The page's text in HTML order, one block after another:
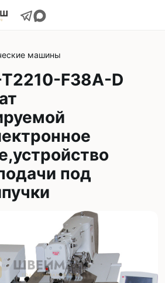
машины
F38A-D
под